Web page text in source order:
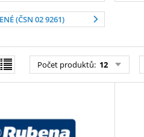
(ČSN 02 9261)
Počet produktů: 12